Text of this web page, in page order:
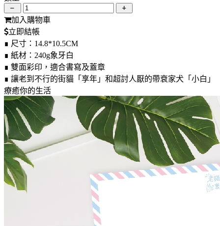
加入購物車
立即結帳
∎ 尺寸：14.8*10.5CM
∎ 紙材：240g象牙白
∎ 雙面彩印，適合書寫及蓋章
∎ 讓老到不行的街貓「享年」和超討人厭的帶衰家犬「小白」
療癒你的生活